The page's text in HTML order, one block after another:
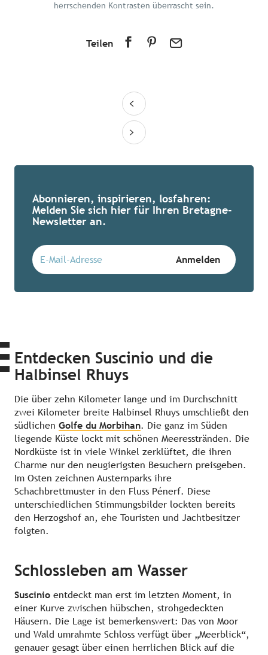
herrschenden Kontrasten überrascht sein.
Teilen
Abonnieren, inspirieren, losfahren:
Melden Sie sich hier für Ihren Bretagne-
Newsletter an.
Entdecken Suscinio und die
Halbinsel Rhuys
Die über zehn Kilometer lange und im Durchschnitt
zwei Kilometer breite Halbinsel Rhuys umschließt den
südlichen Golfe du Morbihan. Die ganz im Süden
liegende Küste lockt mit schönen Meeresstränden. Die
Nordküste ist in viele Winkel zerklüftet, die ihren
Charme nur den neugierigsten Besuchern preisgeben.
Im Osten zeichnen Austernparks ihre
Schachbrettmuster in den Fluss Pénerf. Diese
unterschiedlichen Stimmungsbilder lockten bereits
den Herzogshof an, ehe Touristen und Jachtbesitzer
folgten.
Schlossleben am Wasser
Suscinio entdeckt man erst im letzten Moment, in
einer Kurve zwischen hübschen, strohgedeckten
Häusern. Die Lage ist bemerkenswert: Das von Moor
und Wald umrahmte Schloss verfügt über „Meerblick“,
genauer gesagt über einen herrlichen Blick auf die